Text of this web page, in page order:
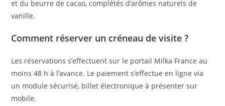
et du beurre de cacao, complétés d’arômes naturels de
vanille.
Comment réserver un créneau de visite ?
Les réservations s’effectuent sur le portail Milka France au
moins 48 h à l’avance. Le paiement s’effectue en ligne via
un module sécurisé, billet électronique à présenter sur
mobile.